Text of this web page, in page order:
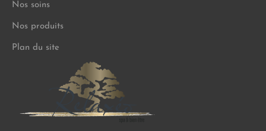
Nos soins
Nos produits
Plan du site